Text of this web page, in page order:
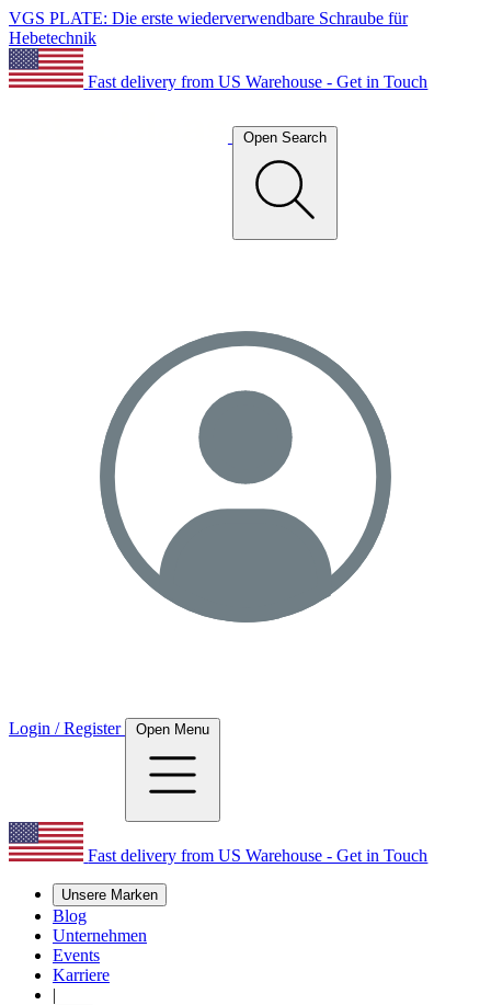
VGS PLATE: Die erste wiederverwendbare Schraube für
Hebetechnik
Fast delivery from US Warehouse - Get in Touch
Open Search
Login / Register Open Menu
Fast delivery from US Warehouse - Get in Touch
Unsere Marken
Blog
Unternehmen
Events
Karriere
|